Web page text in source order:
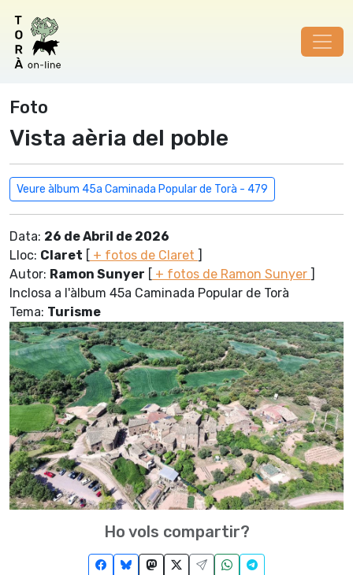
Foto
Vista aèria del poble
Veure àlbum 45a Caminada Popular de Torà - 479
Data: 26 de Abril de 2026
Lloc: Claret [ + fotos de Claret ]
Autor: Ramon Sunyer [ + fotos de Ramon Sunyer ]
Inclosa a l'àlbum 45a Caminada Popular de Torà
Tema: Turisme
Ho vols compartir?